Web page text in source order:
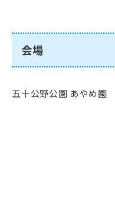
会場
五十公野公園 あやめ園